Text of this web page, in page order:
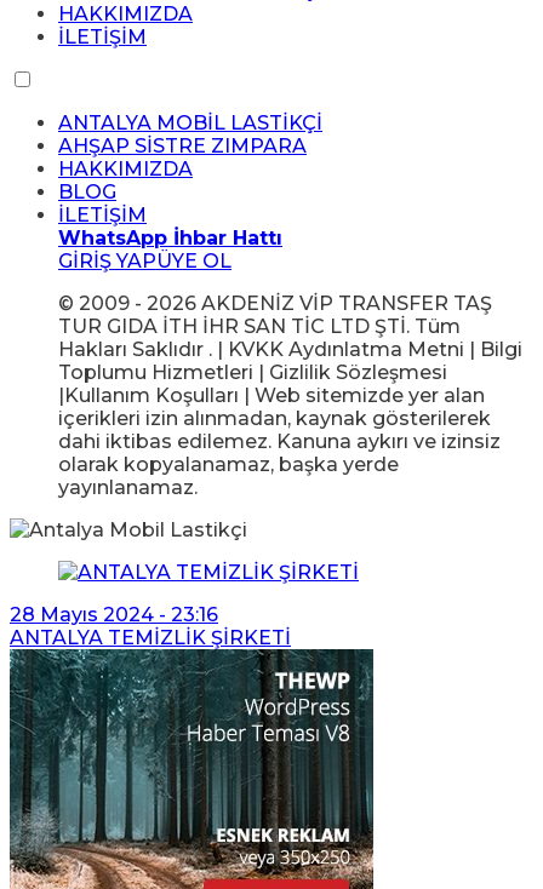
HAKKIMIZDA
İLETİŞİM
ANTALYA MOBİL LASTİKÇİ
AHŞAP SİSTRE ZIMPARA
HAKKIMIZDA
BLOG
İLETİŞİM
WhatsApp İhbar Hattı
GİRİŞ YAPÜYE OL
© 2009 - 2026 AKDENİZ VİP TRANSFER TAŞ
TUR GIDA İTH İHR SAN TİC LTD ŞTİ. Tüm
Hakları Saklıdır . | KVKK Aydınlatma Metni | Bilgi
Toplumu Hizmetleri | Gizlilik Sözleşmesi
|Kullanım Koşulları | Web sitemizde yer alan
içerikleri izin alınmadan, kaynak gösterilerek
dahi iktibas edilemez. Kanuna aykırı ve izinsiz
olarak kopyalanamaz, başka yerde
yayınlanamaz.
28 Mayıs 2024 - 23:16
ANTALYA TEMİZLİK ŞİRKETİ